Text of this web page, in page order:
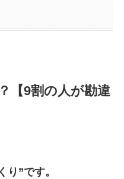
【9割の人が勘違
り”です。